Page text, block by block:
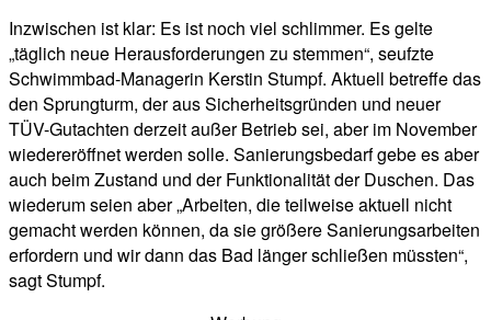
Inzwischen ist klar: Es ist noch viel schlimmer. Es gelte
„täglich neue Herausforderungen zu stemmen“, seufzte
Schwimmbad-Managerin Kerstin Stumpf. Aktuell betreffe das
den Sprungturm, der aus Sicherheitsgründen und neuer
TÜV-Gutachten derzeit außer Betrieb sei, aber im November
wiedereröffnet werden solle. Sanierungsbedarf gebe es aber
auch beim Zustand und der Funktionalität der Duschen. Das
wiederum seien aber „Arbeiten, die teilweise aktuell nicht
gemacht werden können, da sie größere Sanierungsarbeiten
erfordern und wir dann das Bad länger schließen müssten“,
sagt Stumpf.